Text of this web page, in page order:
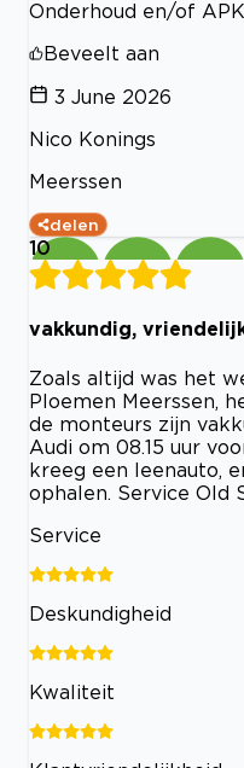
Onderhoud en/of APK
Beveelt aan
3 June 2026
Nico Konings
Meerssen
delen
10
vakkundig,
Zoals altijd was het
Ploemen Meerssen,
de monteurs zijn
Audi om 08.15 uur
kreeg een leenauto,
ophalen. Service Old
Service
Deskundigheid
Kwaliteit